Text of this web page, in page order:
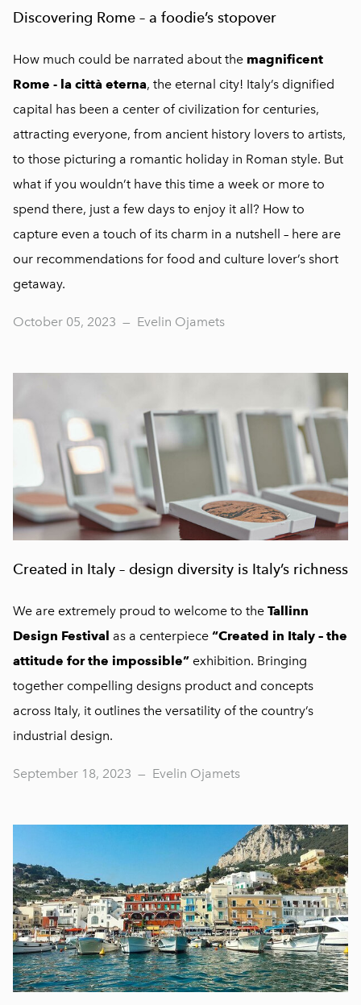
Discovering Rome – a foodie’s stopover
How much could be narrated about the magnificent
Rome - la città eterna, the eternal city! Italy’s dignified
capital has been a center of civilization for centuries,
attracting everyone, from ancient history lovers to artists,
to those picturing a romantic holiday in Roman style. But
what if you wouldn’t have this time a week or more to
spend there, just a few days to enjoy it all? How to
capture even a touch of its charm in a nutshell – here are
our recommendations for food and culture lover’s short
getaway.
October 05, 2023 — Evelin Ojamets
Created in Italy – design diversity is Italy’s richness
We are extremely proud to welcome to the Tallinn
Design Festival as a centerpiece “Created in Italy – the
attitude for the impossible” exhibition. Bringing
together compelling designs product and concepts
across Italy, it outlines the versatility of the country’s
industrial design.
September 18, 2023 — Evelin Ojamets